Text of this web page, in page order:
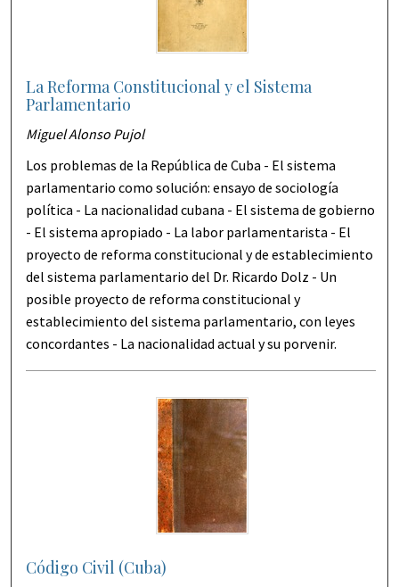
La Reforma Constitucional y el Sistema
Parlamentario
Miguel Alonso Pujol
Los problemas de la República de Cuba - El sistema
parlamentario como solución: ensayo de sociología
política - La nacionalidad cubana - El sistema de gobierno
- El sistema apropiado - La labor parlamentarista - El
proyecto de reforma constitucional y de establecimiento
del sistema parlamentario del Dr. Ricardo Dolz - Un
posible proyecto de reforma constitucional y
establecimiento del sistema parlamentario, con leyes
concordantes - La nacionalidad actual y su porvenir.
Código Civil (Cuba)